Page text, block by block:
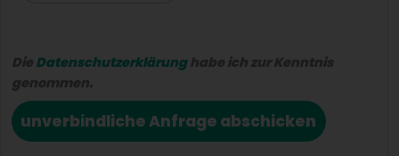
Die Datenschutzerklärunghabe ich zur Kenntnis
genommen.
unverbindliche Anfrage abschicken